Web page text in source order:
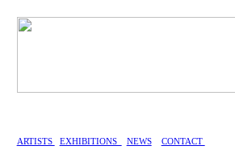
ARTISTS EXHIBITIONS NEWS CONTACT